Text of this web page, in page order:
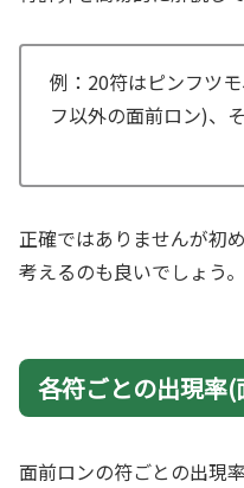
例：20符はピンフツ
フ以外の面前ロン)、
正確ではありませんが初
考えるのも良いでしょう。
各符ごとの出現率(
面前ロンの符ごとの出現